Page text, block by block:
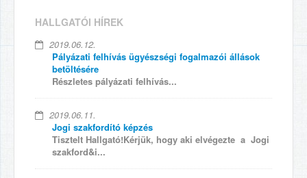
HALLGATÓI HÍREK
2019.06.12.
Pályázati felhívás ügyészségi fogalmazói állások
betöltésére
Részletes pályázati felhívás...
2019.06.11.
Jogi szakfordító képzés
Tisztelt Hallgató!Kérjük, hogy aki elvégezte a Jogi
szakford&i...